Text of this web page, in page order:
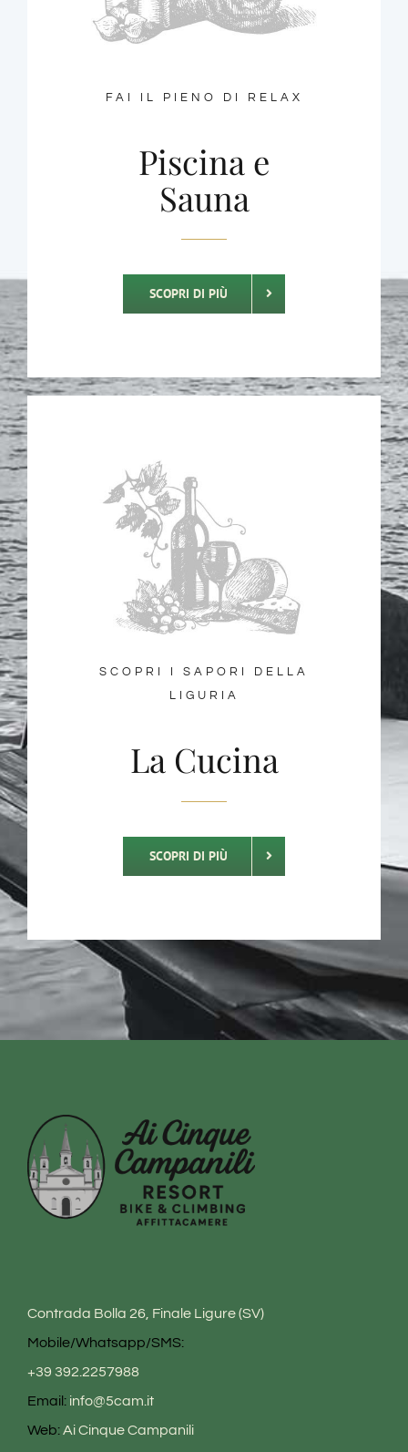
FAI IL PIENO DI RELAX
Piscina e
Sauna
SCOPRI DI PIÙ
SCOPRI I SAPORI DELLA
LIGURIA
La Cucina
SCOPRI DI PIÙ
Contrada Bolla 26, Finale Ligure (SV)
Mobile/Whatsapp/SMS:
+39 392.2257988
Email: info@5cam.it
Web:Ai Cinque Campanili